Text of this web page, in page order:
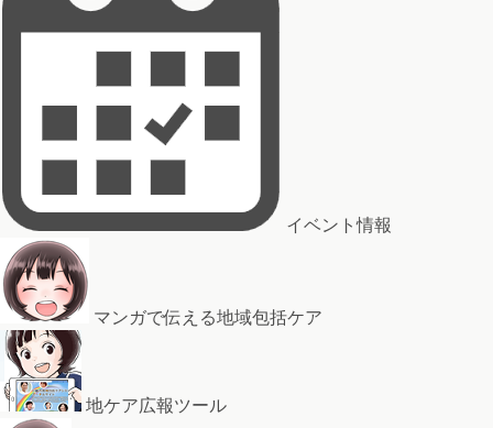
イベント情報
マンガで伝える地域包括ケア
地ケア広報ツール